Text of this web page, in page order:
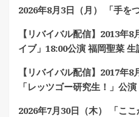
2026年8月3日（月） 「手を
【リバイバル配信】2013年
イブ」18:00公演 福岡聖菜 生
【リバイバル配信】2017年
「レッツゴー研究生！」公
2026年7月30日（木） 「こ